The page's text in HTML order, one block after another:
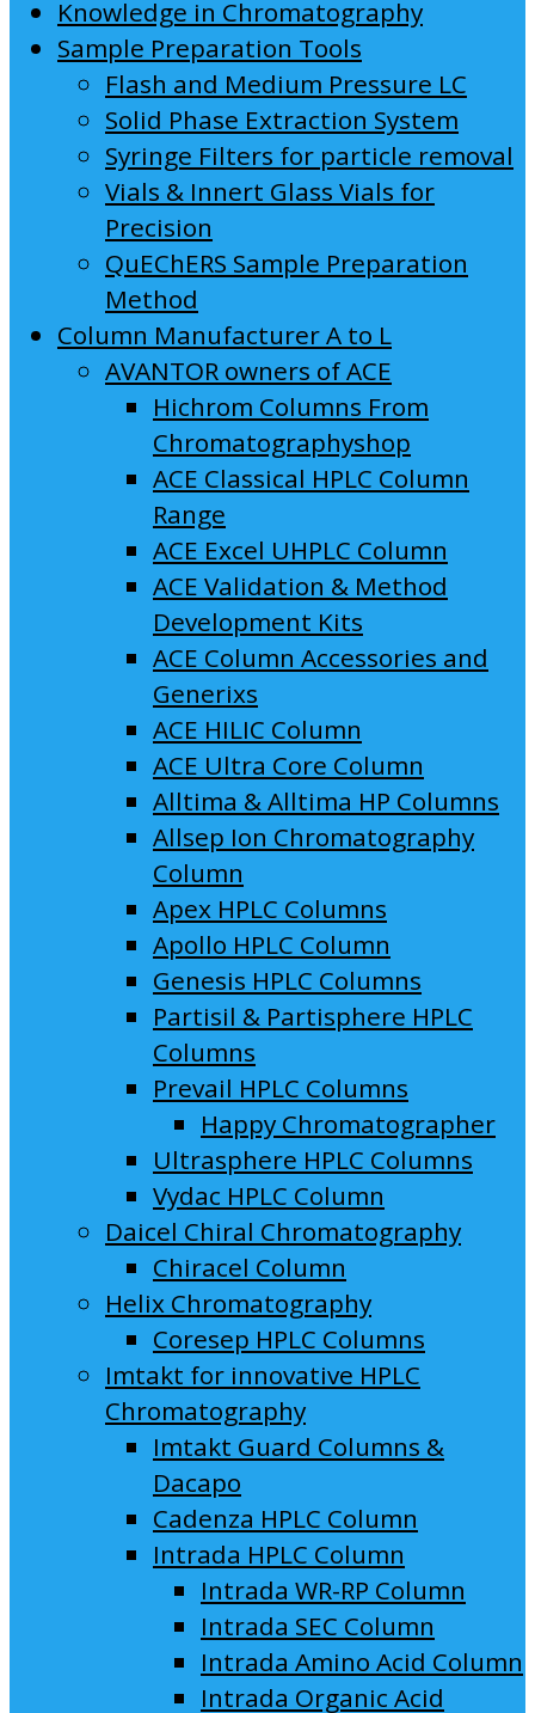
Knowledge in Chromatography
Sample Preparation Tools
Flash and Medium Pressure LC
Solid Phase Extraction System
Syringe Filters for particle removal
Vials & Innert Glass Vials for
Precision
QuEChERS Sample Preparation
Method
Column Manufacturer A to L
AVANTOR owners of ACE
Hichrom Columns From
Chromatographyshop
ACE Classical HPLC Column
Range
ACE Excel UHPLC Column
ACE Validation & Method
Development Kits
ACE Column Accessories and
Generixs
ACE HILIC Column
ACE Ultra Core Column
Alltima & Alltima HP Columns
Allsep Ion Chromatography
Column
Apex HPLC Columns
Apollo HPLC Column
Genesis HPLC Columns
Partisil & Partisphere HPLC
Columns
Prevail HPLC Columns
Happy Chromatographer
Ultrasphere HPLC Columns
Vydac HPLC Column
Daicel Chiral Chromatography
Chiracel Column
Helix Chromatography
Coresep HPLC Columns
Imtakt for innovative HPLC
Chromatography
Imtakt Guard Columns &
Dacapo
Cadenza HPLC Column
Intrada HPLC Column
Intrada WR-RP Column
Intrada SEC Column
Intrada Amino Acid Column
Intrada Organic Acid